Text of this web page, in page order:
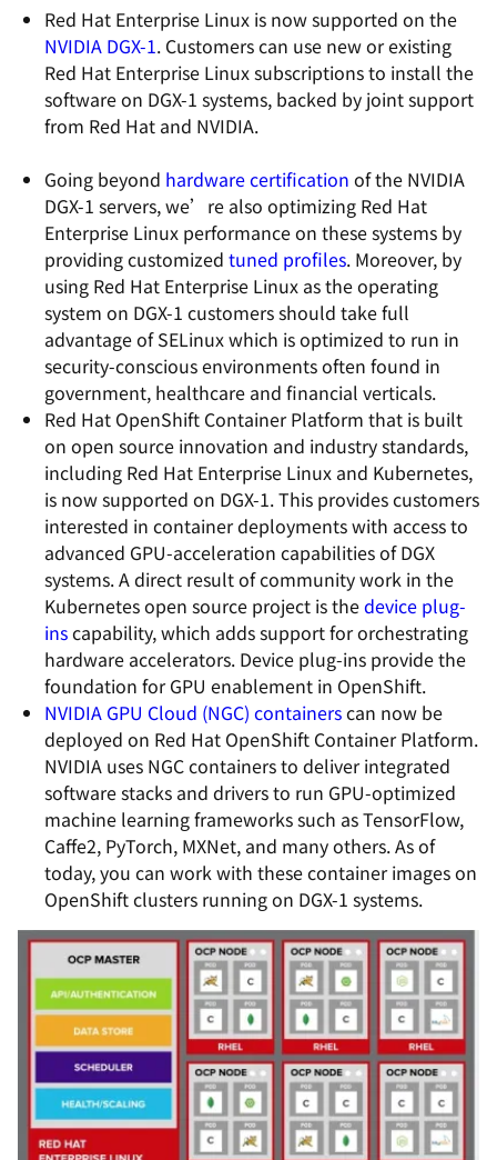
Red Hat Enterprise Linux is now supported on the
NVIDIA DGX-1. Customers can use new or existing
Red Hat Enterprise Linux subscriptions to install the
software on DGX-1 systems, backed by joint support
from Red Hat and NVIDIA.
Going beyond hardware certification of the NVIDIA
DGX-1 servers, we’re also optimizing Red Hat
Enterprise Linux performance on these systems by
providing customized tuned profiles. Moreover, by
using Red Hat Enterprise Linux as the operating
system on DGX-1 customers should take full
advantage of SELinux which is optimized to run in
security-conscious environments often found in
government, healthcare and financial verticals.
Red Hat OpenShift Container Platform that is built
on open source innovation and industry standards,
including Red Hat Enterprise Linux and Kubernetes,
is now supported on DGX-1. This provides customers
interested in container deployments with access to
advanced GPU-acceleration capabilities of DGX
systems. A direct result of community work in the
Kubernetes open source project is thedevice plug-
inscapability, which adds support for orchestrating
hardware accelerators. Device plug-ins provide the
foundation for GPU enablement in OpenShift.
NVIDIA GPU Cloud (NGC) containerscan now be
deployed on Red Hat OpenShift Container Platform.
NVIDIA uses NGC containers to deliver integrated
software stacks and drivers to run GPU-optimized
machine learning frameworks such as TensorFlow,
Caffe2, PyTorch, MXNet, and many others. As of
today, you can work with these container images on
OpenShift clusters running on DGX-1 systems.